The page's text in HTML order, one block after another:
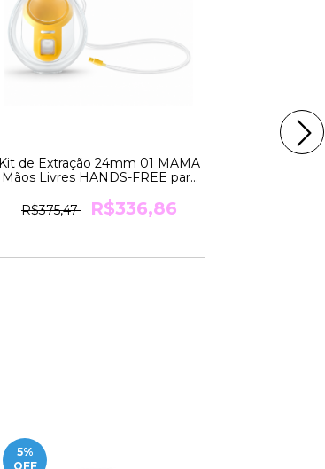
Kit de Extração 24mm 01 MAMA
Mãos Livres HANDS-FREE para
R$375,47
R$336,86
5%
OFF